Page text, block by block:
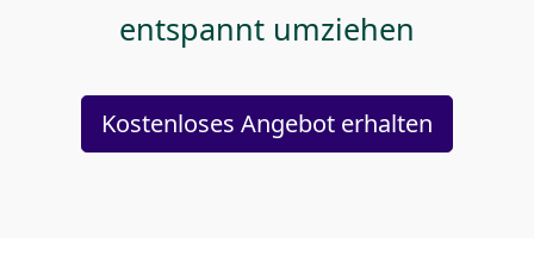
entspannt umziehen
Kostenloses Angebot erhalten